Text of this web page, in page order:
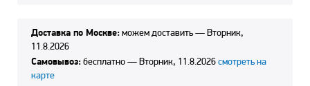
Доставка по Москве: можем доставить —Вторник,
11.8.2026
Самовывоз: бесплатно —Вторник, 11.8.2026 смотреть на
карте